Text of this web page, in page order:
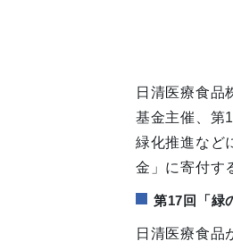
日清医療食品
基金主催、第
緑化推進など
金」に寄付す
第17回「緑
日清医療食品